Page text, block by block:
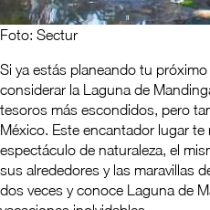
Foto: Sectur
Si ya estás planeando tu
considerar la Laguna de
tesoros más escondidos, pero
México. Este encantador lugar
espectáculo de naturaleza, el
sus alrededores y las maravillas
dos veces y conoce Laguna de